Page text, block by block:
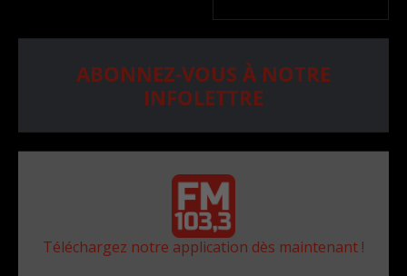
ABONNEZ-VOUS À NOTRE
INFOLETTRE
Téléchargez notre application dès maintenant !